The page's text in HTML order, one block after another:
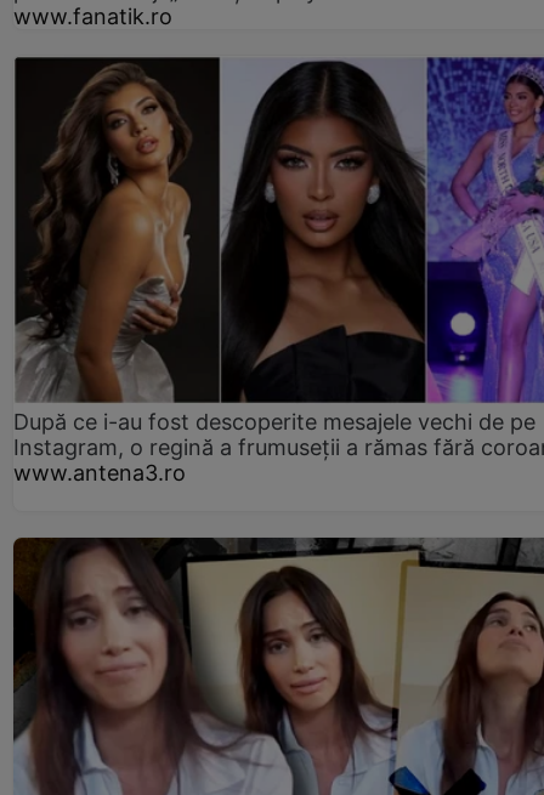
www.fanatik.ro
După ce i-au fost descoperite mesajele vechi de pe
Instagram, o regină a frumuseții a rămas fără
www.antena3.ro